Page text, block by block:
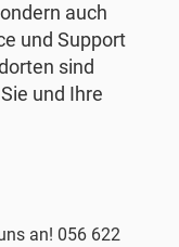
auch
und Support
sind
und Ihre
an! 056 622